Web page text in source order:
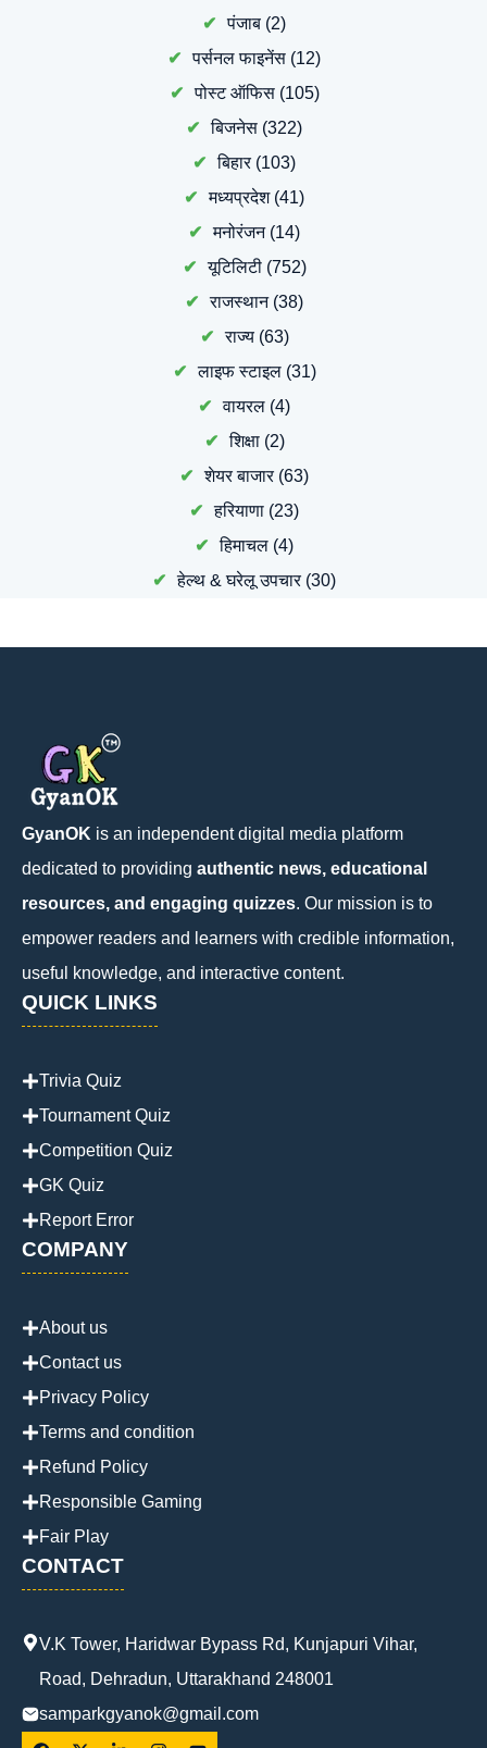
पंजाब (2)
पर्सनल फाइनेंस (12)
पोस्ट ऑफिस(105)
बिजनेस (322)
बिहार(103)
मध्यप्रदेश(41)
मनोरंजन(14)
यूटिलिटी(752)
राजस्थान(38)
राज्य(63)
लाइफ स्टाइल(31)
वायरल (4)
शिक्षा(2)
शेयर बाजार(63)
हरियाणा (23)
हिमाचल (4)
हेल्थ & घरेलू उपचार(30)
GyanOK is an independent digital media platform
dedicated to providing authentic news, educational
resources, and engaging quizzes. Our mission is to
empower readers and learners with credible information,
useful knowledge, and interactive content.
QUICK LINKS
Trivia Quiz
Tournament Quiz
Competition Quiz
GK Quiz
Report Error
COMPANY
About us
Contact us
Privacy Policy
Terms and condition
Refund Policy
Responsible Gaming
Fair Play
CONTACT
V.K Tower, Haridwar Bypass Rd, Kunjapuri Vihar,
Road, Dehradun, Uttarakhand 248001
samparkgyanok@gmail.com